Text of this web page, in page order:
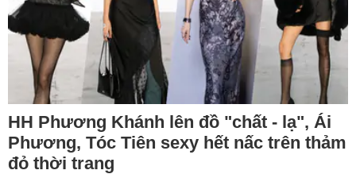
HH Phương Khánh lên đồ "chất - lạ", Ái
Phương, Tóc Tiên sexy hết nấc trên thảm
đỏ thời trang